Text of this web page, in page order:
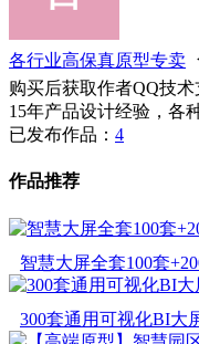
各行业高保真原型专卖
购买后获取作者QQ技术
15年产品设计经验，各
已发布作品： 4
作品推荐
智慧大屏全套100套
300套通用可视化BI大